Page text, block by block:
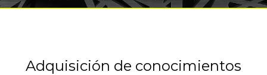
Adquisición de conocimientos